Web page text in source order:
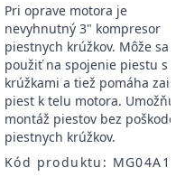
Pri oprave motora je
nevyhnutný 3" kompresor
piestnych krúžkov. Môže sa
použiť na spojenie piestu s
krúžkami a tiež pomáha
piest k telu motora.
montáž piestov bez
piestnych krúžkov.
Kód produktu: